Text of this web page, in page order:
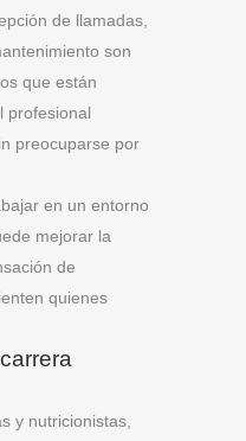
de llamadas,
son
que están
profesional
preocuparse por
en un entorno
mejorar la
de
quienes
y nutricionistas,